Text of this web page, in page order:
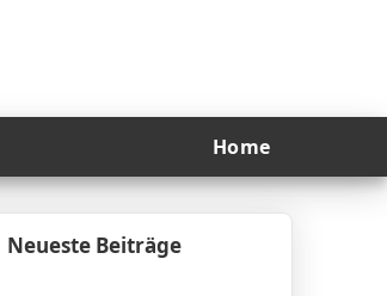
Home
Neueste Beiträge